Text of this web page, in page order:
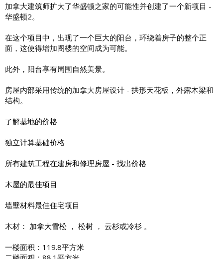
加拿大建筑师扩大了华盛顿之家的可能性并创建了一个新项目 -
华盛顿2。
在这个项目中，出现了一个巨大的阳台，环绕着房子的整个正
面，这使得增加阁楼的空间成为可能。
此外，阳台享有周围自然美景。
房屋内部采用传统的加拿大房屋设计 - 拱形天花板，外露木梁和
结构。
了解基地的价格
独立计算基础价格
所有建筑工程在建房和修理房屋 - 找出价格
木屋的最佳项目
墙壁材料最佳住宅项目
木材： 加拿大雪松 ， 松树 ， 云杉或冷杉 。
一楼面积：119.8平方米